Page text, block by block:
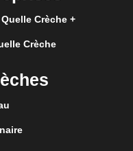
Crèche +
Crèche